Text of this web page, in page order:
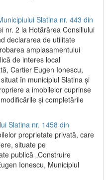
Slatina nr. 443 din
nr. 2 la Hotărârea Consiliului
declararea de utilitate
amplasamentului
de interes local
Cartier Eugen Ionescu,
în municipiul Slatina şi
a imobilelor cuprinse
şi completările
Slatina nr. 1458 din
proprietate privată, care
situate pe
publică „Construire
Ionescu, Municipiul